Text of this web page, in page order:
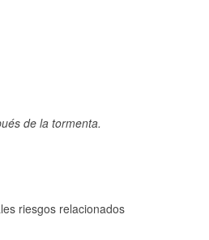
de la tormenta.
riesgos relacionados